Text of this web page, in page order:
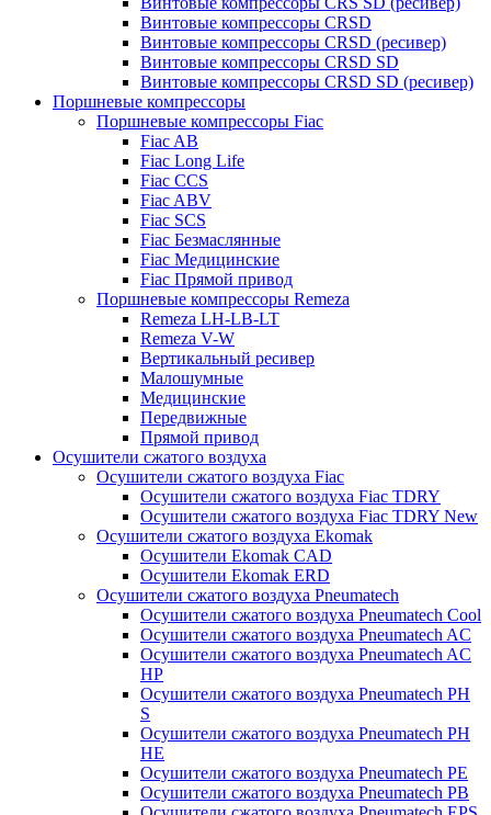
Винтовые компрессоры CRSD
Винтовые компрессоры CRSD (ресивер)
Винтовые компрессоры CRSD SD
Винтовые компрессоры CRSD SD (ресивер)
Поршневые компрессоры
Поршневые компрессоры Fiac
Fiac AB
Fiac Long Life
Fiac CCS
Fiac ABV
Fiac SCS
Fiac Безмаслянные
Fiac Медицинские
Fiac Прямой привод
Поршневые компрессоры Remeza
Remeza LH-LB-LT
Remeza V-W
Вертикальный ресивер
Малошумные
Медицинские
Передвижные
Прямой привод
Осушители сжатого воздуха
Осушители сжатого воздуха Fiac
Осушители сжатого воздуха Fiac TDRY
Осушители сжатого воздуха Fiac TDRY New
Осушители сжатого воздуха Ekomak
Осушители Ekomak CAD
Осушители Ekomak ERD
Осушители сжатого воздуха Pneumatech
Осушители сжатого воздуха Pneumatech Cool
Осушители сжатого воздуха Pneumatech AC
Осушители сжатого воздуха Pneumatech AC
HP
Осушители сжатого воздуха Pneumatech PH
S
Осушители сжатого воздуха Pneumatech PH
HE
Осушители сжатого воздуха Pneumatech PE
Осушители сжатого воздуха Pneumatech PB